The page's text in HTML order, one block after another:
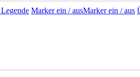
Legende Marker ein /ausMarkerein / aus